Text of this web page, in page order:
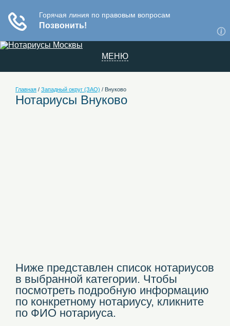
МЕНЮ
Главная / Западный округ (ЗАО) / Внуково
Нотариусы Внуково
Ниже представлен список нотариусов
в выбранной категории. Чтобы
посмотреть подробную информацию
по конкретному нотариусу, кликните
по ФИО нотариуса.